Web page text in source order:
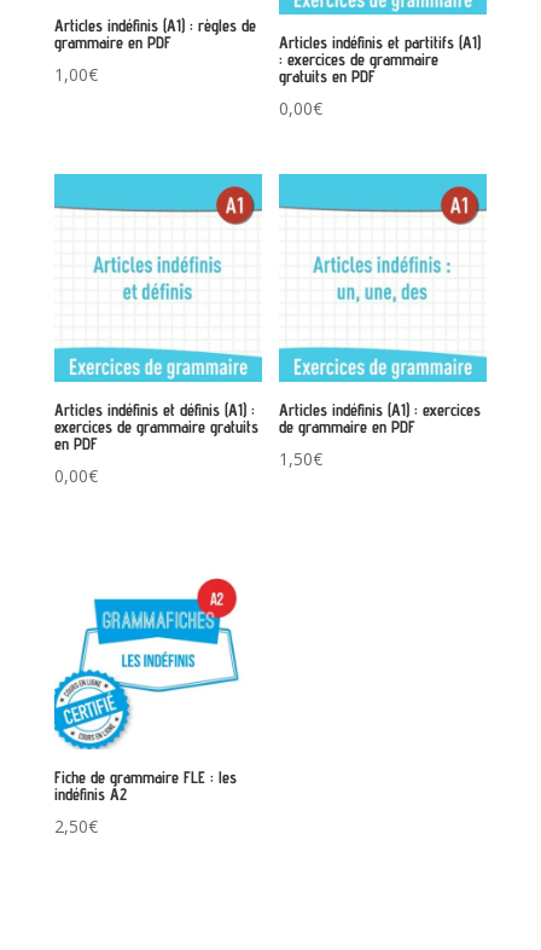
Articles indéfinis (A1) : règles de
grammaire en PDF
1,00€
Articles indéfinis et partitifs (A1)
: exercices de grammaire
gratuits en PDF
0,00€
Articles indéfinis et définis (A1) :
exercices de grammaire gratuits
en PDF
0,00€
Articles indéfinis (A1) : exercices
de grammaire en PDF
1,50€
Fiche de grammaire FLE : les
indéfinis A2
2,50€